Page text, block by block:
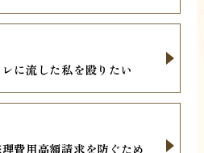
に流した私を殴りたい
費用高額請求を防ぐため